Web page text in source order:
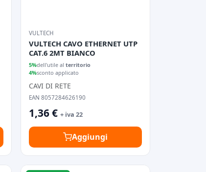
VULTECH
VULTECH CAVO ETHERNET UTP
CAT.6 2MT BIANCO
5%dell'utile al territorio
4%sconto applicato
CAVI DI RETE
EAN 8057284626190
1,36 € + iva 22
Aggiungi